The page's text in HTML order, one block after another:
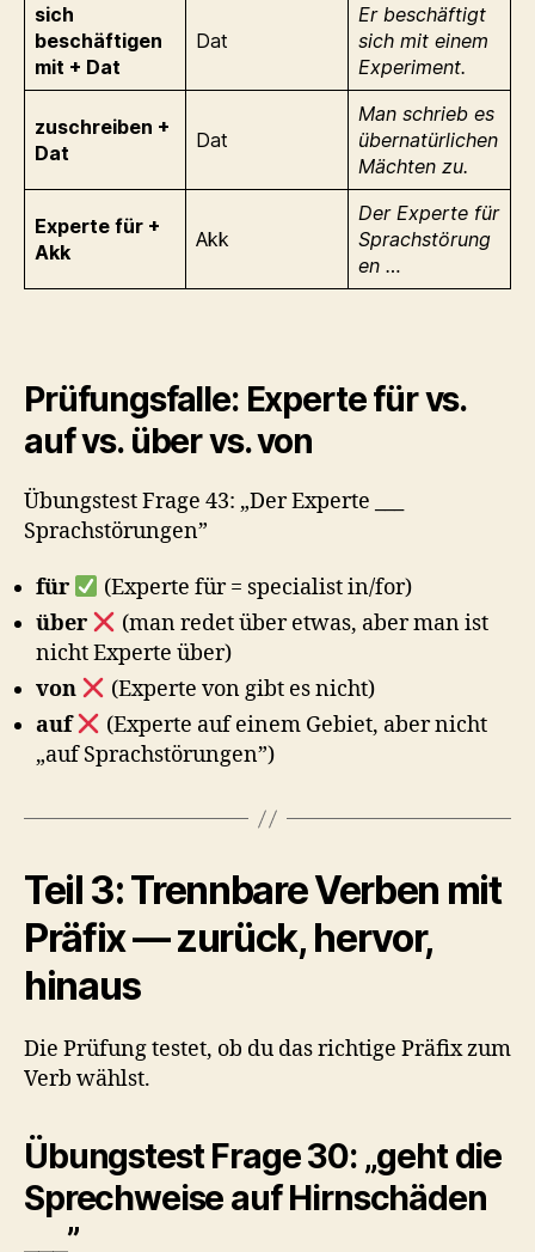
sich
beschäftigen
mit + Dat
Dat
Er beschäftigt
sich mit einem
Experiment.
zuschreiben +
Dat
Dat
Man schrieb es
übernatürlichen
Mächten zu.
Experte für +
Akk
Akk
Der Experte für
Sprachstörung
en …
Prüfungsfalle: Experte für vs.
auf vs. über vs. von
Übungstest Frage 43: „Der Experte
Sprachstörungen”
für
(Experte für = specialist in/for)
über
(man redet über etwas, aber man ist
nicht Experte über)
von
(Experte von gibt es nicht)
auf
(Experte auf einem Gebiet, aber nicht
„auf Sprachstörungen”)
Teil 3: Trennbare Verben mit
Präfix — zurück, hervor,
hinaus
Die Prüfung testet, ob du das richtige Präfix zum
Verb wählst.
Übungstest Frage 30: „geht die
Sprechweise auf Hirnschäden
___”